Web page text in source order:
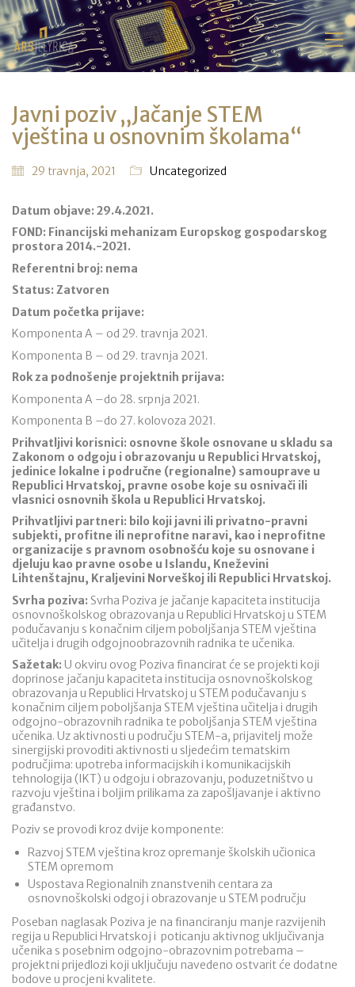
Javni poziv „Jačanje STEM
vještina u osnovnim školama“
29 travnja, 2021 Uncategorized
Datum objave: 29.4.2021.
FOND: Financijski mehanizam Europskog gospodarskog
prostora 2014.-2021.
Referentni broj: nema
Status: Zatvoren
Datum početka prijave:
Komponenta A – od 29. travnja 2021.
Komponenta B – od 29. travnja 2021.
Rok za podnošenje projektnih prijava:
Komponenta A –do 28. srpnja 2021.
Komponenta B –do 27. kolovoza 2021.
Prihvatljivi korisnici: osnovne škole osnovane u skladu sa
Zakonom o odgoju i obrazovanju u Republici Hrvatskoj,
jedinice lokalne i područne (regionalne) samouprave u
Republici Hrvatskoj, pravne osobe koje su osnivači ili
vlasnici osnovnih škola u Republici Hrvatskoj.
Prihvatljivi partneri: bilo koji javni ili privatno-pravni
subjekti, profitne ili neprofitne naravi, kao i neprofitne
organizacije s pravnom osobnošću koje su osnovane i
djeluju kao pravne osobe u Islandu, Kneževini
Lihtenštajnu, Kraljevini Norveškoj ili Republici Hrvatskoj.
Svrha poziva: Svrha Poziva je jačanje kapaciteta institucija
osnovnoškolskog obrazovanja u Republici Hrvatskoj u STEM
podučavanju s konačnim ciljem poboljšanja STEM vještina
učitelja i drugih odgojnoobrazovnih radnika te učenika.
Sažetak: U okviru ovog Poziva financirat će se projekti koji
doprinose jačanju kapaciteta institucija osnovnoškolskog
obrazovanja u Republici Hrvatskoj u STEM podučavanju s
konačnim ciljem poboljšanja STEM vještina učitelja i drugih
odgojno-obrazovnih radnika te poboljšanja STEM vještina
učenika. Uz aktivnosti u području STEM-a, prijavitelj može
sinergijski provoditi aktivnosti u sljedećim tematskim
područjima: upotreba informacijskih i komunikacijskih
tehnologija (IKT) u odgoju i obrazovanju, poduzetništvo u
razvoju vještina i boljim prilikama za zapošljavanje i aktivno
građanstvo.
Poziv se provodi kroz dvije komponente:
Razvoj STEM vještina kroz opremanje školskih učionica
STEM opremom
Uspostava Regionalnih znanstvenih centara za
osnovnoškolski odgoj i obrazovanje u STEM području
Poseban naglasak Poziva je na financiranju manje razvijenih
regija u Republici Hrvatskoj i poticanju aktivnog uključivanja
učenika s posebnim odgojno-obrazovnim potrebama –
projektni prijedlozi koji uključuju navedeno ostvarit će dodatne
bodove u procjeni kvalitete.